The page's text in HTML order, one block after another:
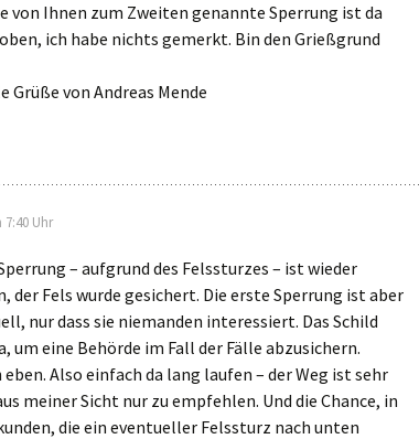
von Ihnen zum Zweiten genannte Sperrung ist da
ich habe nichts gemerkt. Bin den Grießgrund
Grüße von Andreas Mende
7:40 Uhr
– aufgrund des Felssturzes – ist wieder
der Fels wurde gesichert. Die erste Sperrung ist aber
nur dass sie niemanden interessiert. Das Schild
um eine Behörde im Fall der Fälle abzusichern.
Also einfach da lang laufen – der Weg ist sehr
meiner Sicht nur zu empfehlen. Und die Chance, in
die ein eventueller Felssturz nach unten